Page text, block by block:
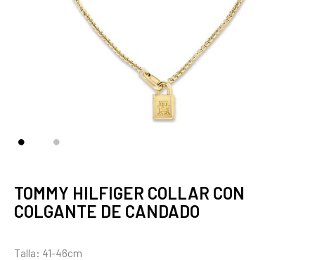
TOMMY HILFIGER COLLAR CON
COLGANTE DE CANDADO
Talla: 41-46cm